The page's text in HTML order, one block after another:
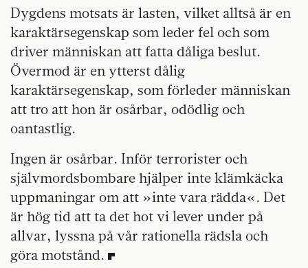
Dygdens motsats är lasten, vilket alltså är en
karaktärsegenskap som leder fel och som
driver människan att fatta dåliga beslut.
Övermod är en ytterst dålig
karaktärsegenskap, som förleder människan
att tro att hon är osårbar, odödlig och
oantastlig.
Ingen är osårbar. Inför terrorister och
självmordsbombare hjälper inte klämkäcka
uppmaningar om att »inte vara rädda«. Det
är hög tid att ta det hot vi lever under på
allvar, lyssna på vår rationella rädsla och
göra motstånd.